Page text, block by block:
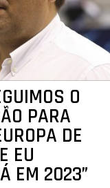
O
PARA
DE
EU
EM 2023”